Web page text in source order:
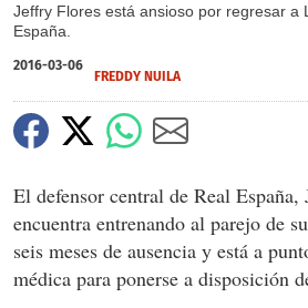
Jeffry Flores está ansioso por regresar a
España.
2016-03-06
FREDDY NUILA
El defensor central de Real
encuentra entrenando al parejo de
seis meses de ausencia y está a
médica para ponerse a disposición